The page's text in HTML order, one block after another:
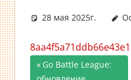
28 мая 2025г.
Предыдущая
Go Battle League: